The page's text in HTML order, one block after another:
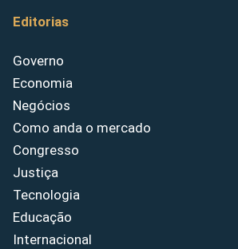
Editorias
Governo
Economia
Negócios
Como anda o mercado
Congresso
Justiça
Tecnologia
Educação
Internacional